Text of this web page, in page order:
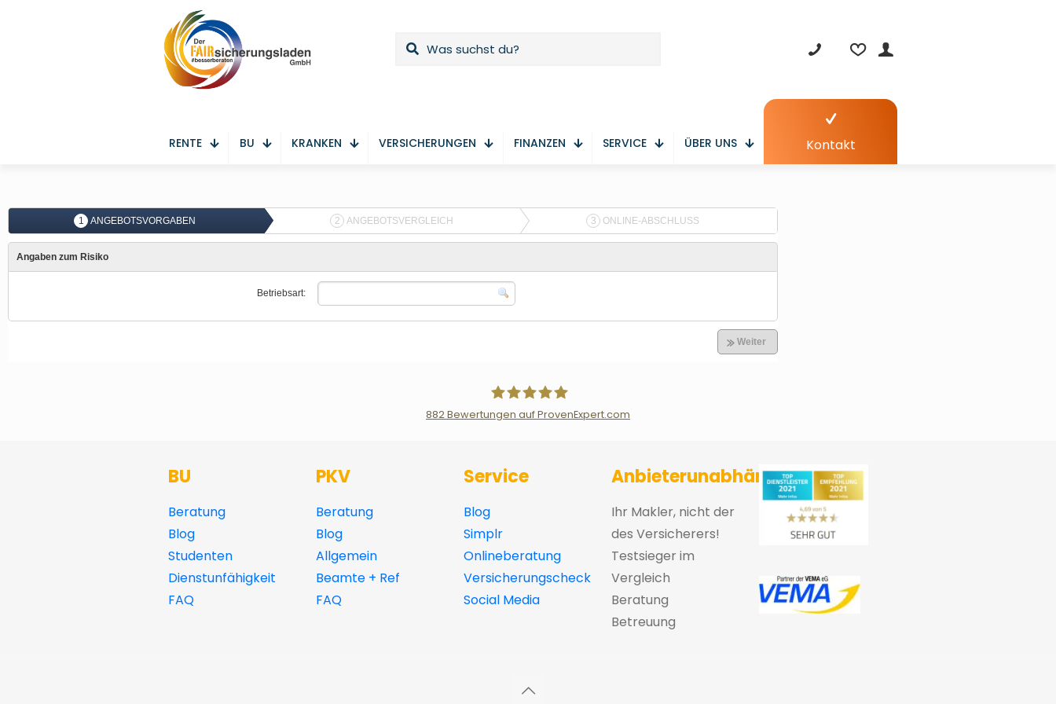
RENTE BU KRANKEN VERSICHERUNGEN FINANZEN SERVICE ÜBER UNS Kontakt
882Bewertungen auf ProvenExpert.com
BU
Beratung
Blog
Studenten
Dienstunfähigkeit
FAQ
PKV
Beratung
Blog
Allgemein
Beamte + Ref
FAQ
Service
Blog
Simplr
Onlineberatung
Versicherungscheck
Social Media
Anbieterunabhängig
Ihr Makler, nicht der
des Versicherers!
Testsieger im
Vergleich
Beratung
Betreuung